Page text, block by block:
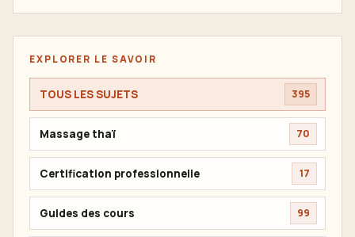
EXPLORER LE SAVOIR
TOUS LES SUJETS 395
Massage thaï 70
Certification professionnelle 17
Guides des cours 99